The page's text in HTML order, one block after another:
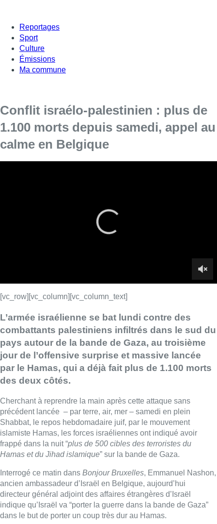
Reportages
Sport
Culture
Émissions
Ma commune
Conflit israélo-palestinien : plus de
1.100 morts depuis samedi, appel au
calme en Belgique
pays autour de la bande de Gaza, au troisième
jour de l’offensive surprise et massive lancée
par le Hamas, qui a déjà fait plus de 1.100 morts
Shabbat, le repos hebdomadaire juif, par le mouvement
islamiste Hamas, les forces israéliennes ont indiqué avoir
frappé dans la nuit “
plus de 500 cibles des terroristes du
Interrogé ce matin dansBonjour Bruxelles, Emmanuel Nashon,
ancien ambassadeur d’Israël en Belgique, aujourd’hui
directeur général adjoint des affaires étrangères d’Israël
indique qu’Israël va “porter la guerre dans la bande de Gaza”
dans le but de porter un coup très dur au Hamas.
Au niveau du recensement des victimes, si le SPF Affaires
étrangères n’a pas connaissance de Belges affectés par les
violences, Emmanuel Nashon indique qu’il est encore trop tôt
pour l’affirmer car la plupart des corps n’ont pas été identifiés.
►Lire aussi | L’éditorial de Fabrice Grosfilley : la stupeur et
“Ne pas confondre conflit religieux et politique”
Selon le député fédéral Malik Ben Achour, qui suit l’essentiel
des dossiers internationaux pour le PS, il est important de se